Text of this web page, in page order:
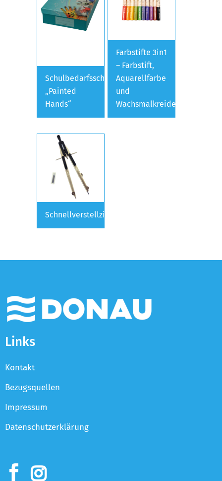
Schulbedarfsschachtel
„Painted
Hands“
Farbstifte 3in1
– Farbstift,
Aquarellfarbe
und
Wachsmalkreide
Schnellverstellzirkel
Links
Kontakt
Bezugsquellen
Impressum
Datenschutzerklärung